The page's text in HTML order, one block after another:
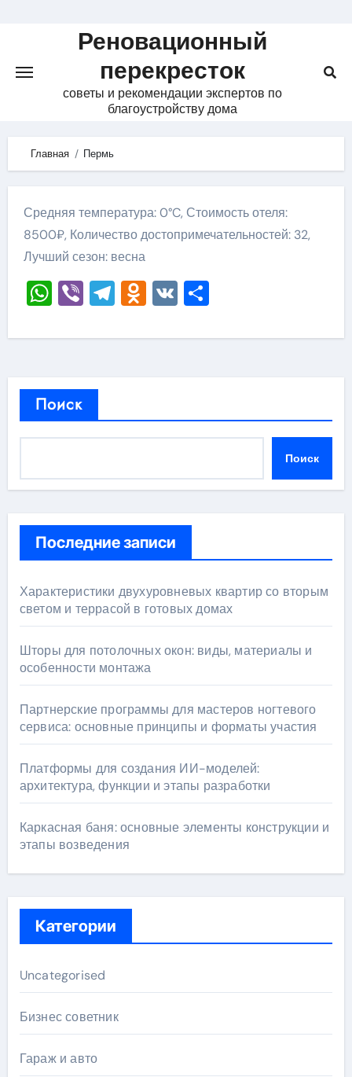
Реновационный
перекресток
советы и рекомендации экспертов по
благоустройству дома
Главная Пермь
Средняя температура: 0°C, Стоимость отеля:
8500₽, Количество достопримечательностей: 32,
Лучший сезон: весна
WhatsApp
ViberTelegram
Odnoklassniki
VKОтправить
Поиск
Поиск
Последние записи
Характеристики двухуровневых квартир со вторым
светом и террасой в готовых домах
Шторы для потолочных окон: виды, материалы и
особенности монтажа
Партнерские программы для мастеров ногтевого
сервиса: основные принципы и форматы участия
Платформы для создания ИИ-моделей:
архитектура, функции и этапы разработки
Каркасная баня: основные элементы конструкции и
этапы возведения
Категории
Uncategorised
Бизнес советник
Гараж и авто